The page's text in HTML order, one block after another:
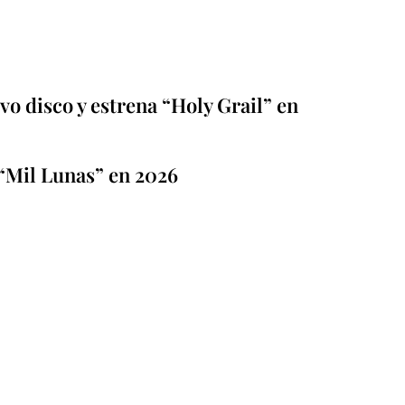
disco y estrena “Holy Grail” en
Lunas” en 2026